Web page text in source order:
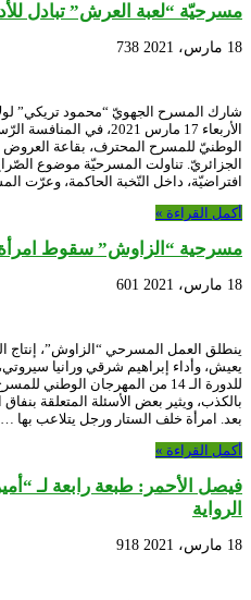
مسرحيّة “لعبة العرش” تبادل
18 مارس، 2021 738
شارك المسرح الجهويّ “محمود تريكي”
الأربعاء 17 مارس 2021،
الوطنيّ للمسرح المحترف، بقاعة
الجزائريّ. تناولت المسرحيّة موضوع
افتراضيّة، داخل النّخبة الحاكمة، وعرّت
أكمل القراءة »
مسرحية “الزاوش” سقوط
18 مارس، 2021 601
ينطلق العمل المسرحي “الزاوش”، إنتاج
يعيش، وأداء إبراهيم شرقي ورانيا
للدورة الـ 14 من المهرجان
بالكذب، ويثير بعض الأسئلة المتعلقة
بعد. امرأة خلف الستار ورجل يتلاعب بها …
أكمل القراءة »
فيصل الأحمر: طبعة رابعة لـ
الرواية
18 مارس، 2021 918